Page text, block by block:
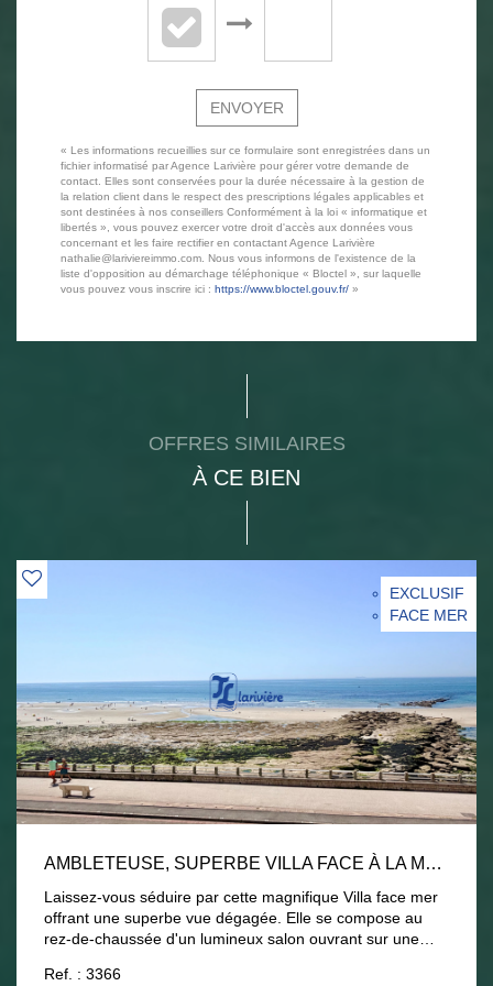
ENVOYER
« Les informations recueillies sur ce formulaire sont enregistrées dans un
fichier informatisé par Agence Larivière pour gérer votre demande de
contact. Elles sont conservées pour la durée nécessaire à la gestion de
la relation client dans le respect des prescriptions légales applicables et
sont destinées à nos conseillers Conformément à la loi « informatique et
libertés », vous pouvez exercer votre droit d'accès aux données vous
concernant et les faire rectifier en contactant Agence Larivière
nathalie@lariviereimmo.com. Nous vous informons de l'existence de la
liste d'opposition au démarchage téléphonique « Bloctel », sur laquelle
vous pouvez vous inscrire ici : https://www.bloctel.gouv.fr/ »
OFFRES SIMILAIRES
À CE BIEN
EXCLUSIF
FACE MER
AMBLETEUSE, SUPERBE VILLA FACE À LA MER, 6 CHAMBRES.
Laissez-vous séduire par cette magnifique Villa face mer
offrant une superbe vue dégagée. Elle se compose au
rez-de-chaussée d'un lumineux salon ouvrant sur une
d'une cuisine entièrement équipée avec accès à une
Ref. : 3366